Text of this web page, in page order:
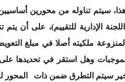
هذا، سيتم تناوله من محورين
الإدارية للتقييم)، على
ملكيته أصلا في مبلغ
وهل استقر في تحديدها
سيتم التطرق ضمن ذات المحور